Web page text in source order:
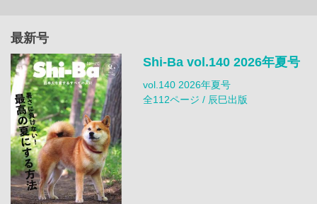
最新号
Shi-Ba vol.140 2026年夏号
vol.140 2026年夏号
全112ページ / 辰巳出版